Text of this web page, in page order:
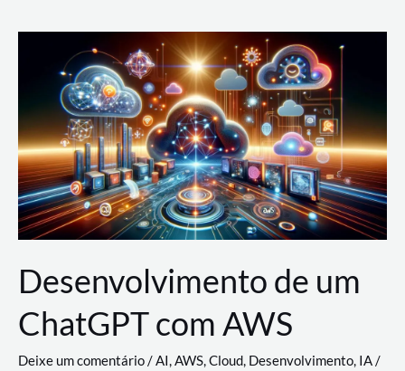
Nuvem:
Google
Cloud,
AWS
e
Azure
Desenvolvimento de um
ChatGPT com AWS
Deixe um comentário/AI,AWS,Cloud, Desenvolvimento, IA/